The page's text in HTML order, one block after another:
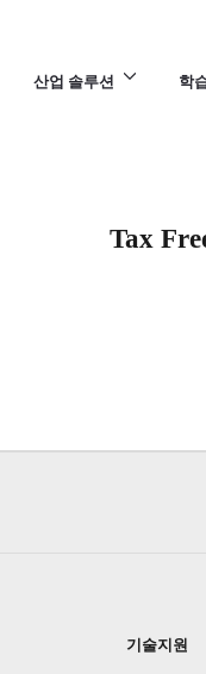
산업 솔루션 학
Tax
기술지원